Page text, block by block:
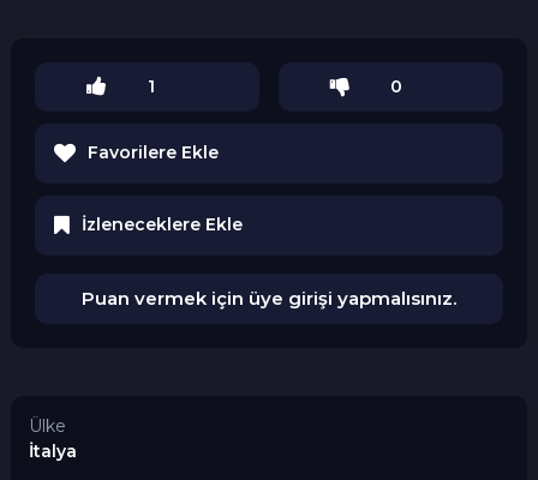
1 0
Favorilere Ekle
İzleneceklere Ekle
Puan vermek için üye girişi yapmalısınız.
Ülke
İtalya